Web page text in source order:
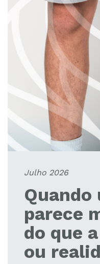
Julho 2026
Quando
parece
do que
ou